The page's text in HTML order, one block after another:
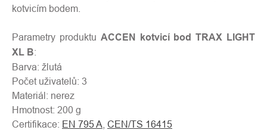
kotvicím bodem.
Parametry produktu ACCEN kotvicí bod TRAX LIGHT
XL B:
Barva: žlutá
Počet uživatelů: 3
Materiál: nerez
Hmotnost: 200 g
Certifikace: EN 795 A CEN/TS 16415